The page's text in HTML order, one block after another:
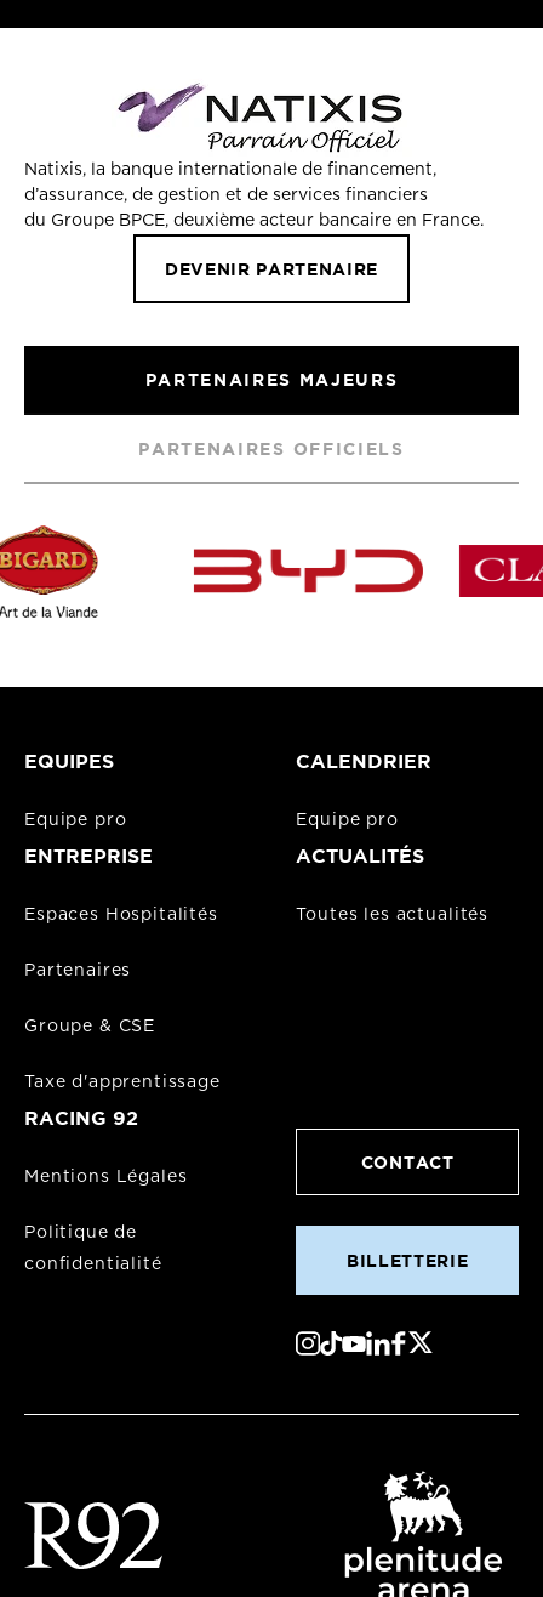
Natixis, la banque internationale de financement,
d’assurance, de gestion et de services financiers
du Groupe BPCE, deuxième acteur bancaire en France.
DEVENIR PARTENAIRE
PARTENAIRES MAJEURS
PARTENAIRES OFFICIELS
EQUIPES
Equipe pro
CALENDRIER
Equipe pro
ENTREPRISE
Espaces Hospitalités
Partenaires
Groupe & CSE
Taxe d'apprentissage
ACTUALITÉS
Toutes les actualités
RACING 92
Mentions Légales
Politique de
confidentialité
CONTACT
BILLETTERIE